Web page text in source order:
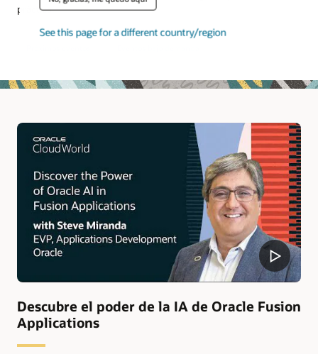
See this page for a different country/region
práctica.
Descubre el poder de la IA de Oracle Fusion
Applications